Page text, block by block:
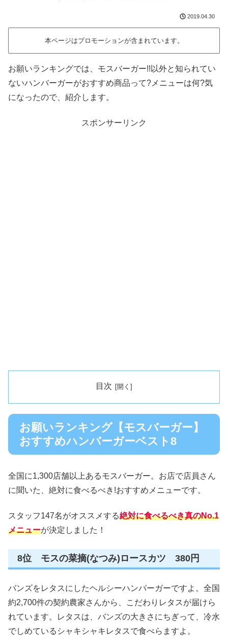
2019.04.30
本ページはプロモーションが含まれています。
お願いランキングでは、モスバーガー!!以外と知られてい
ないハンバーガーがおすすめ商品って?メニューは何?気
になったので、紹介します。
スポンサーリンク
目次
お願いランキング【モスバーガー】
おすすめハンバーガーベスト8
全国に1,300店舗以上あるモスバーガー。お店で店員さん
に聞いた、絶対に食べるべき!おすすめメニューです。
スタッフ147名がオススメする絶対に食べるべき真のNo.1
メニューが決定しました！
8位 モスの菜摘(なつみ)ロースカツ 380円
バンズをレタスにしたヘルシーハンバーガーですよ。全国
約2,700件の契約農家さんから、こだわりレタスが届けら
れています。レタスは、バンズの大きさにちぎって、冷水
でしめているシャキシャキレタスで食べらますよ。